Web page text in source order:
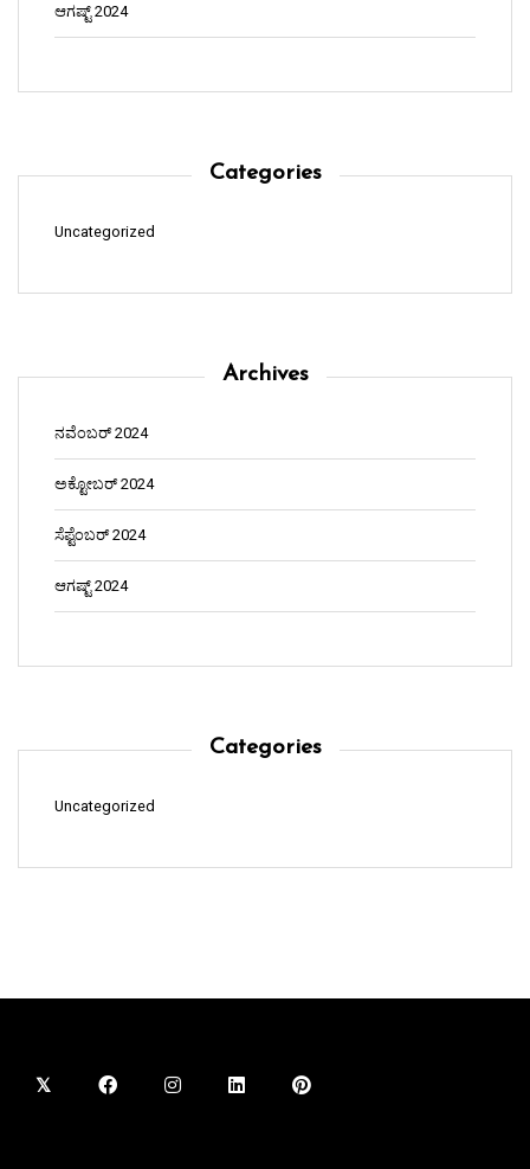
ಆಗಷ್ಟ್ 2024
Categories
Uncategorized
Archives
ನವೆಂಬರ್ 2024
ಅಕ್ಟೋಬರ್ 2024
ಸೆಪ್ಟೆಂಬರ್ 2024
ಆಗಷ್ಟ್ 2024
Categories
Uncategorized